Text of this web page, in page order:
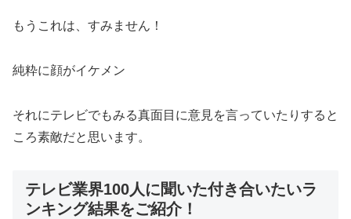
もうこれは、すみません！
純粋に顔がイケメン
それにテレビでもみる真面目に意見を言っていたりすると
ころ素敵だと思います。
テレビ業界100人に聞いた付き合いたいラ
ンキング結果をご紹介！